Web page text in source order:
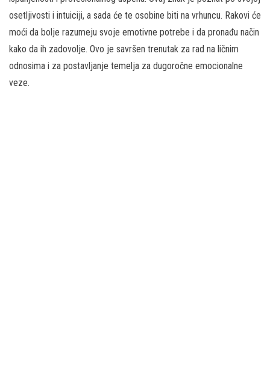
osetljivosti i intuiciji, a sada će te osobine biti na vrhuncu. Rakovi će
moći da bolje razumeju svoje emotivne potrebe i da pronađu način
kako da ih zadovolje. Ovo je savršen trenutak za rad na ličnim
odnosima i za postavljanje temelja za dugoročne emocionalne
veze.